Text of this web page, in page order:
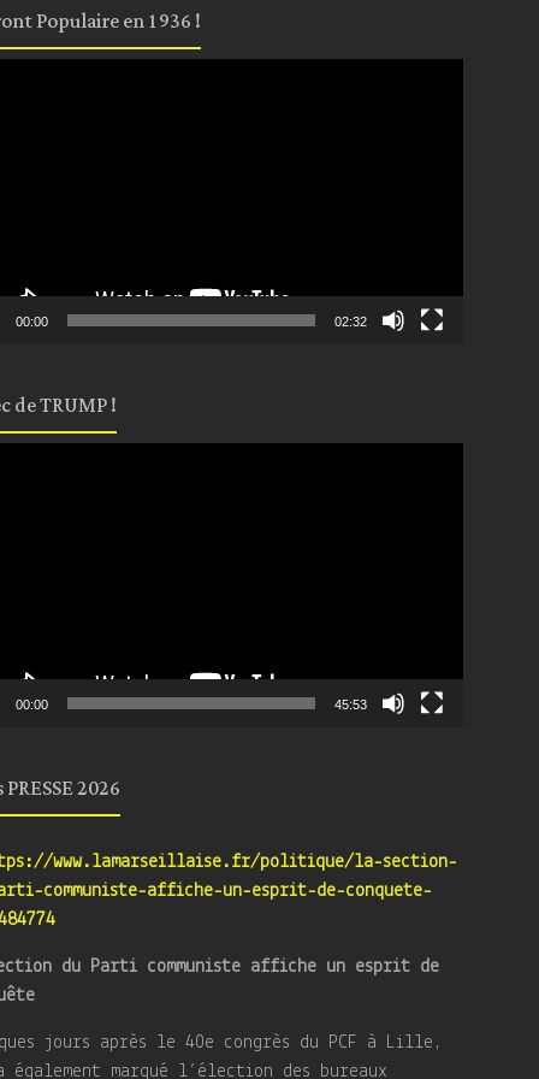
Populaire en 1936 !
00:00 02:32
de TRUMP !
00:00 45:53
2026
www.lamarseillaise.fr/politique/la-section-
communiste-affiche-un-esprit-de-conquete-
du Parti communiste affiche un esprit de
jours après le 40e congrès du PCF à Lille,
également marqué l’élection des bureaux